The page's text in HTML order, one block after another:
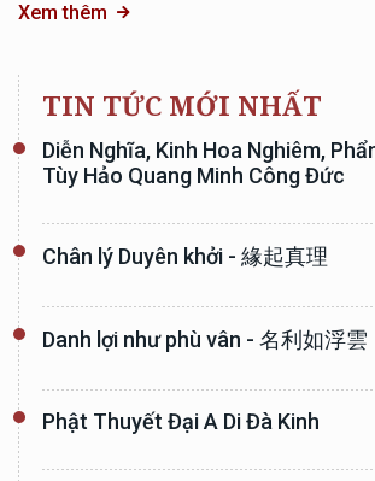
Xem thêm
TIN TỨC MỚI NHẤT
Diễn Nghĩa, Kinh Hoa Nghiêm,
Tùy Hảo Quang Minh Công Đức
Chân lý Duyên khởi - 緣起真理
Danh lợi như phù vân - 名利如浮雲
Phật Thuyết Đại A Di Đà Kinh